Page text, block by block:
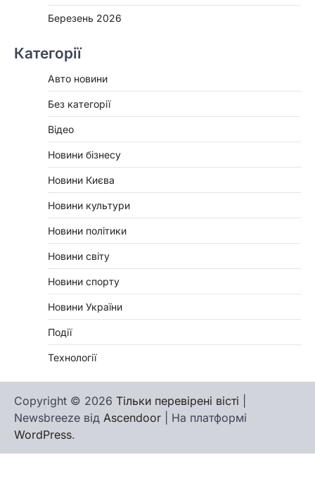
Березень 2026
Категорії
Авто новини
Без категорії
Відео
Новини бізнесу
Новини Києва
Новини культури
Новини політики
Новини світу
Новини спорту
Новини України
Події
Технології
Copyright © 2026 Тільки перевірені вісті
Newsbreeze від Ascendoor | На платформі
WordPress.